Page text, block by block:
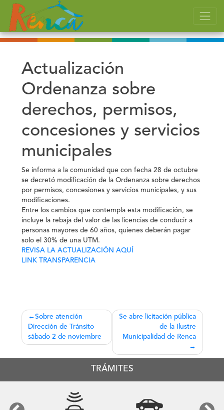
Actualización
Ordenanza sobre
derechos, permisos,
concesiones y servicios
municipales
Se informa a la comunidad que con fecha 28 de octubre
se decretó modificación de la Ordenanza sobre derechos
por permisos, concesiones y servicios municipales, y sus
modificaciones.
Entre los cambios que contempla esta modificación, se
incluye la rebaja del valor de las licencias de conducir a
personas mayores de 60 años, quienes deberán pagar
solo el 30% de una UTM.
REVISA LA ACTUALIZACIÓN AQUÍ
LINK TRANSPARENCIA
Navegación
de
Sobre atención
Dirección de Tránsito
sábado 2 de noviembre
Se abre licitación pública
de la Ilustre
Municipalidad de Renca
TRÁMITES